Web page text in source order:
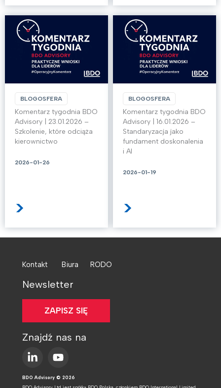
BLOGOSFERA
Komentarz tygodnia BDO
Advisory | 23.01.2026 –
Szkolenie, które odciąża
kierownictwo
2026-01-26
>
BLOGOSFERA
Komentarz tygodnia BDO
Advisory | 16.01.2026 –
Standaryzacja jako
fundament doskonalenia
i AI
2026-01-19
>
Kontakt Biura RODO
Newsletter
ZAPISZ SIĘ
Znajdź nas na
BDO Advisory © 2026